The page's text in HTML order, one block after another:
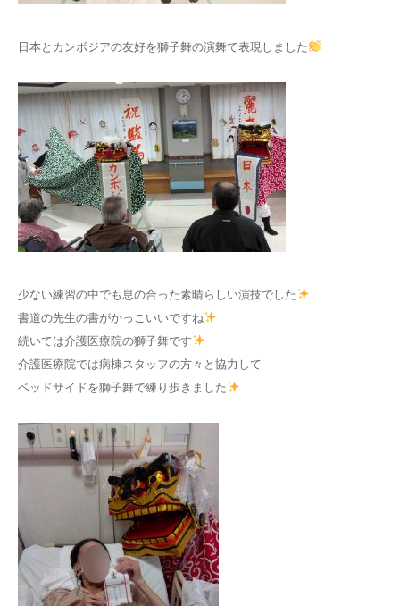
日本とカンボジアの友好を獅子舞の演舞で表現しました
少ない練習の中でも息の合った素晴らしい演技でした
書道の先生の書がかっこいいですね
続いては介護医療院の獅子舞です
介護医療院では病棟スタッフの方々と協力して
ベッドサイドを獅子舞で練り歩きました